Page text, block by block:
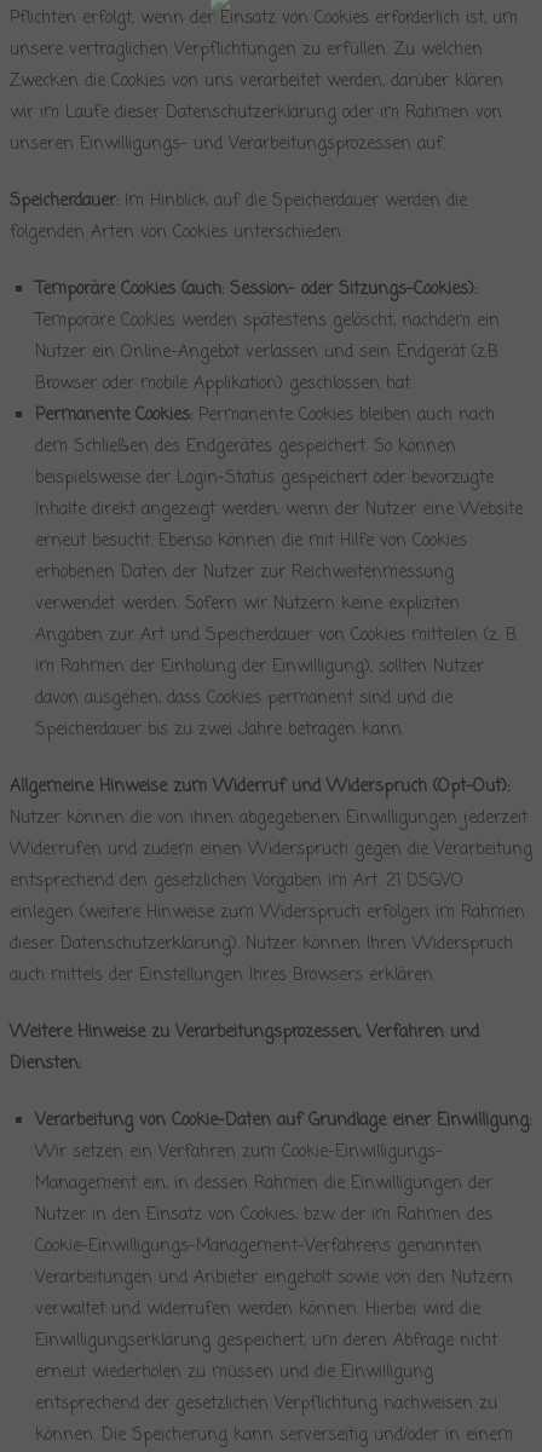
Pflichten erfolgt, wenn der Einsatz von Cookies erforderlich ist, um
unsere vertraglichen Verpflichtungen zu erfüllen. Zu welchen
Zwecken die Cookies von uns verarbeitet werden, darüber klären
wir im Laufe dieser Datenschutzerklärung oder im Rahmen von
unseren Einwilligungs- und Verarbeitungsprozessen auf.
Speicherdauer: Im Hinblick auf die Speicherdauer werden die
folgenden Arten von Cookies unterschieden:
Temporäre Cookies (auch: Session- oder Sitzungs-Cookies):
Temporäre Cookies werden spätestens gelöscht, nachdem ein
Nutzer ein Online-Angebot verlassen und sein Endgerät (z.B.
Browser oder mobile Applikation) geschlossen hat.
Permanente Cookies: Permanente Cookies bleiben auch nach
dem Schließen des Endgerätes gespeichert. So können
beispielsweise der Login-Status gespeichert oder bevorzugte
Inhalte direkt angezeigt werden, wenn der Nutzer eine Website
erneut besucht. Ebenso können die mit Hilfe von Cookies
erhobenen Daten der Nutzer zur Reichweitenmessung
verwendet werden. Sofern wir Nutzern keine expliziten
Angaben zur Art und Speicherdauer von Cookies mitteilen (z. B.
im Rahmen der Einholung der Einwilligung), sollten Nutzer
davon ausgehen, dass Cookies permanent sind und die
Speicherdauer bis zu zwei Jahre betragen kann.
Allgemeine Hinweise zum Widerruf und Widerspruch (Opt-Out):
Nutzer können die von ihnen abgegebenen Einwilligungen jederzeit
Widerrufen und zudem einen Widerspruch gegen die Verarbeitung
entsprechend den gesetzlichen Vorgaben im Art. 21 DSGVO
einlegen (weitere Hinweise zum Widerspruch erfolgen im Rahmen
dieser Datenschutzerklärung). Nutzer können Ihren Widerspruch
auch mittels der Einstellungen Ihres Browsers erklären.
Weitere Hinweise zu Verarbeitungsprozessen, Verfahren und
Diensten:
Verarbeitung von Cookie-Daten auf Grundlage einer Einwilligung:
Wir setzen ein Verfahren zum Cookie-Einwilligungs-
Management ein, in dessen Rahmen die Einwilligungen der
Nutzer in den Einsatz von Cookies, bzw. der im Rahmen des
Cookie-Einwilligungs-Management-Verfahrens genannten
Verarbeitungen und Anbieter eingeholt sowie von den Nutzern
verwaltet und widerrufen werden können. Hierbei wird die
Einwilligungserklärung gespeichert, um deren Abfrage nicht
erneut wiederholen zu müssen und die Einwilligung
entsprechend der gesetzlichen Verpflichtung nachweisen zu
können. Die Speicherung kann serverseitig und/oder in einem